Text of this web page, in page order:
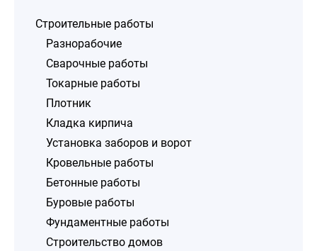
Строительные работы
Разнорабочие
Сварочные работы
Токарные работы
Плотник
Кладка кирпича
Установка заборов и ворот
Кровельные работы
Бетонные работы
Буровые работы
Фундаментные работы
Строительство домов